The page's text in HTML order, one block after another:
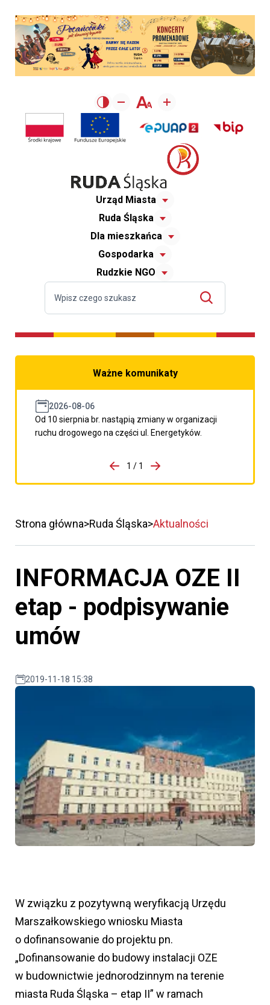
Urząd Miasta
Ruda Śląska
Dla mieszkańca
Gospodarka
Rudzkie NGO
Ważne komunikaty
2026-08-06
Od 10 sierpnia br. nastąpią zmiany w organizacji
ruchu drogowego na części ul. Energetyków.
porzpedniego komunikatu
1 / 1
Przejdź do następnego
Strona główna Ruda Śląska Aktualności
INFORMACJA OZE II
etap - podpisywanie
umów
2019-11-18 15:38
W związku z pozytywną weryfikacją Urzędu
Marszałkowskiego wniosku Miasta
o dofinansowanie do projektu pn.
„Dofinansowanie do budowy instalacji OZE
w budownictwie jednorodzinnym na terenie
miasta Ruda Śląska – etap II” w ramach